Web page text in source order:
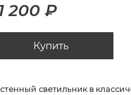
200 ₽
Купить
светильник в